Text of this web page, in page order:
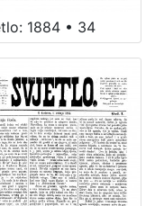
1884 • 34